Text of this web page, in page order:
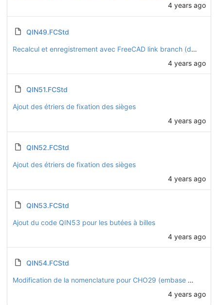
4 years ago
QIN49.FCStd
Recalcul et enregistrement avec FreeCAD link branch (daily 20221128)
4 years ago
QIN51.FCStd
Ajout des étriers de fixation des sièges
4 years ago
QIN52.FCStd
Ajout des étriers de fixation des sièges
4 years ago
QIN53.FCStd
Ajout du code QIN53 pour les butées à billes
4 years ago
QIN54.FCStd
Modification de la nomenclature pour CHO29 (embase des sièges) : maintenant CHO54 (et les roulettes QIN54)
4 years ago